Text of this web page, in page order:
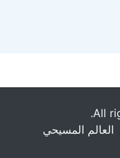
العالم المسيحي